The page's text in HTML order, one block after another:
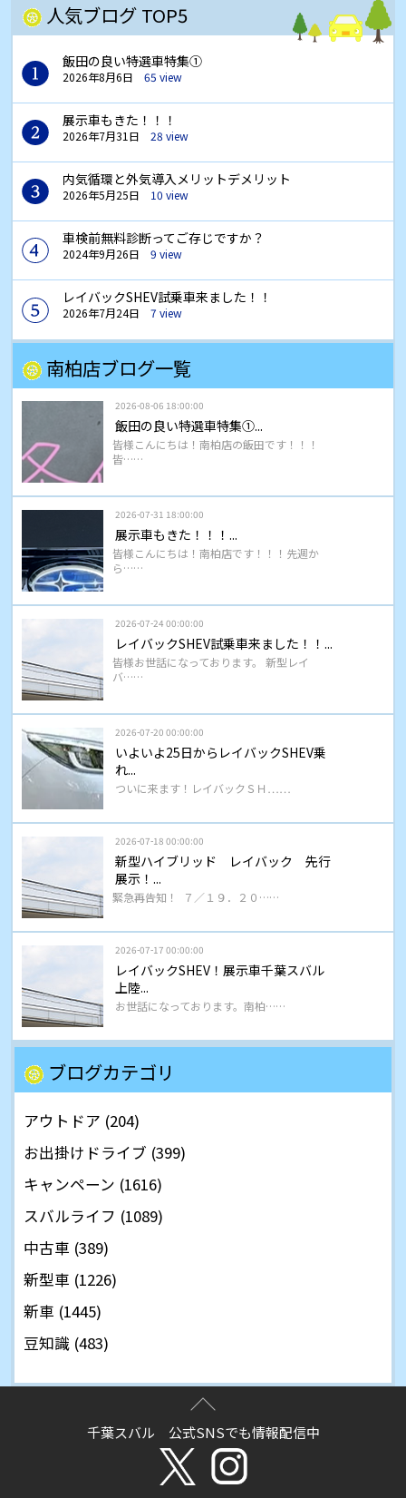
人気ブログ TOP5
飯田の良い特選車特集①
2026年8月6日 65 view
展示車もきた！！！
2026年7月31日 28 view
内気循環と外気導入メリットデメリット
2026年5月25日 10 view
車検前無料診断ってご存じですか？
2024年9月26日 9 view
レイバックSHEV試乗車来ました！！
2026年7月24日 7 view
南柏店ブログ一覧
2026-08-06 18:00:00
飯田の良い特選車特集①...
皆様こんにちは！南柏店の飯田です！！！
皆……
2026-07-31 18:00:00
展示車もきた！！！...
皆様こんにちは！南柏店です！！！先週か
ら……
2026-07-24 00:00:00
レイバックSHEV試乗車来ました！！...
皆様お世話になっております。 新型レイ
バ……
2026-07-20 00:00:00
いよいよ25日からレイバックSHEV乗
れ...
ついに来ます！レイバックＳＨ……
2026-07-18 00:00:00
新型ハイブリッド レイバック 先行
展示！...
緊急再告知！ ７／１９．２０……
2026-07-17 00:00:00
レイバックSHEV！展示車千葉スバル
上陸...
お世話になっております。南柏……
ブログカテゴリ
アウトドア (204)
お出掛けドライブ (399)
キャンペーン (1616)
スバルライフ (1089)
中古車 (389)
新型車 (1226)
新車 (1445)
豆知識 (483)
千葉スバル 公式SNSでも情報配信中